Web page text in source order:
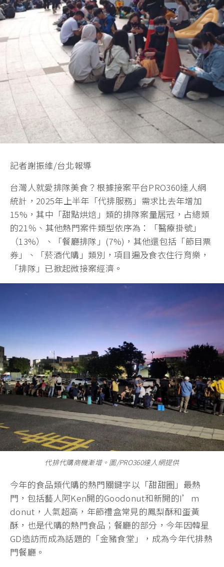
記者謝振維/台北報導
台灣人就愛排隊美食？根據接案平台PRO360達人網
統計，2025年上半年「代排服務」需求比去年增加
15%，其中「甜點烘焙」類的排隊案量居冠，占總類
的21％、其他熱門案件類型依序為：「醫療掛號」
（13%）、「餐廳排隊」(7%)，其他還包括「節目票
券」、「菸酒代購」類別，項目遍及食衣住行育樂，
「排隊」已掀起微接案經濟。
代排代購商機漸增。圖/PRO360達人網提供
今年的食品類代購的熱門關鍵字以「甜甜圈」最熱
門，包括藝人阿Ken開的Goodonut和新開的I’m
donut，人氣超高，年節禮盒常見的鳳梨酥和蛋黃
酥，也是代購的熱門食品；餐廳的部分，今年因韓星
GD造訪而成為話題的「金豬食堂」，成為今年代排熱
門餐廳。